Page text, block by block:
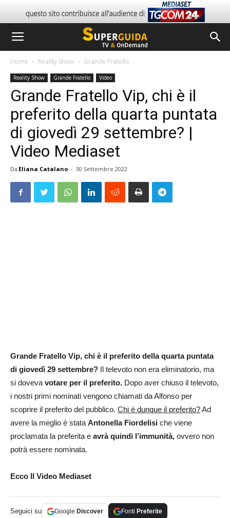
Home Reality Show Grande Fratello
Reality Show Grande Fratello Video
Grande Fratello Vip, chi è il
preferito della quarta puntata
di giovedì 29 settembre? |
Video Mediaset
Da Eliana Catalano - 30 Settembre 2022
Grande Fratello Vip, chi è il preferito della quarta puntata
di giovedì 29 settembre?
Il televoto non era eliminatorio, ma
si dovevavotare per il preferito. Dopo aver chiuso il televoto,
i nostri primi nominati vengono chiamati da Alfonso per
scoprire il preferito del pubblico. Chi è dunque il preferito?Ad
avere la meglio è stataAntonella Fiordelisi che viene
proclamata la preferita e avrà quindi l’immunità, ovvero non
potrà essere nominata.
Ecco Il Video Mediaset
Seguici su Google Discover Fonti Preferite